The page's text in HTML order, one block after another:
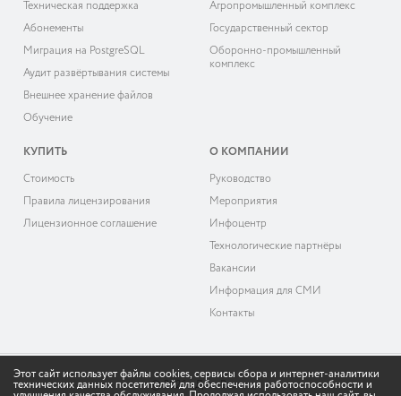
Техническая поддержка
Абонементы
Миграция на PostgreSQL
Аудит развёртывания системы
Внешнее хранение файлов
Обучение
Агропромышленный комплекс
Государственный сектор
Оборонно-промышленный
комплекс
КУПИТЬ
Cтоимость
Правила лицензирования
Лицензионное соглашение
О КОМПАНИИ
Руководство
Мероприятия
Инфоцентр
Технологические партнёры
Вакансии
Информация для СМИ
Контакты
© 2026 «ДоксВижн»
Этот сайт использует файлы cookies, сервисы сбора и интернет-аналитики
технических данных посетителей для обеспечения работоспособности и